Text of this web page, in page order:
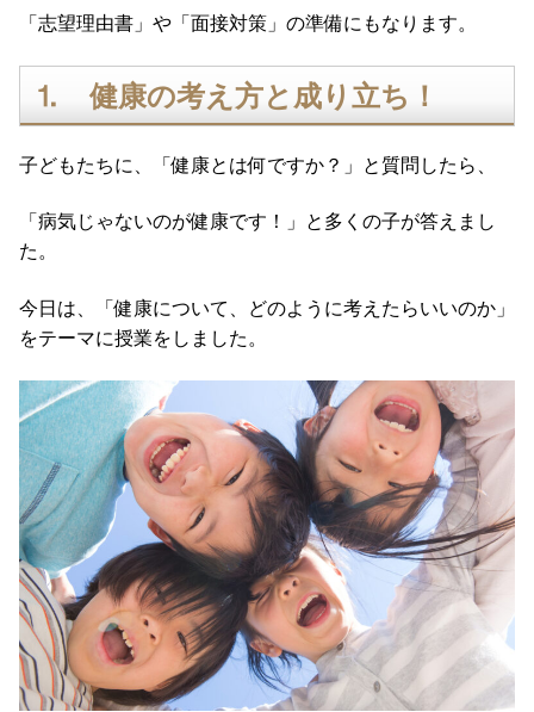
「志望理由書」や「面接対策」の準備にもなります。
⒈ 健康の考え方と成り立ち！
子どもたちに、「健康とは何ですか？」と質問したら、
「病気じゃないのが健康です！」と多くの子が答えまし
た。
今日は、「健康について、どのように考えたらいいのか」
をテーマに授業をしました。